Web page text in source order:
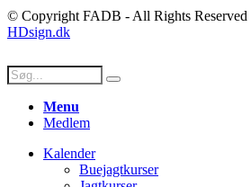
© Copyright FADB - All Rights Reserved
HDsign.dk
Menu
Medlem
Kalender
Buejagtkurser